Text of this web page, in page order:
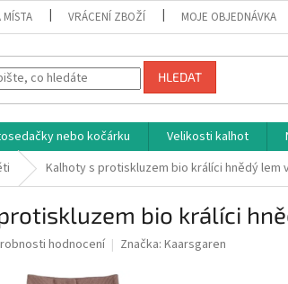
MÍSTA VRÁCENÍ ZBOŽÍ MOJE OBJEDNÁVKA
HLEDAT
nebo kočárku Velikosti kalhot
Kalhoty s protiskluzem bio králíci hnědý lem
bio králíci
hodnocení Značka: Kaarsgaren